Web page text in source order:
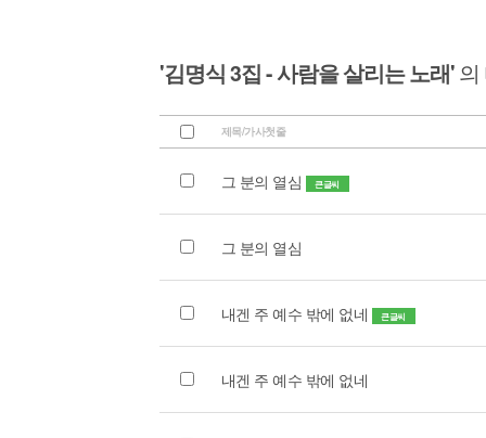
'김명식 3집 - 사람을 살리는 노래'의
제목/가사첫줄
그 분의 열심 큰글씨
그 분의 열심
내겐 주 예수 밖에 없네 큰글씨
내겐 주 예수 밖에 없네